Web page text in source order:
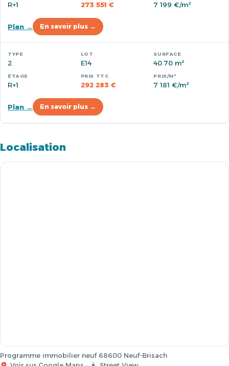
R+1 273 551 € 7 199 €/m²
Plan → En savoir plus →
2 E14 40.70 m²
R+1 292 283 € 7 181 €/m²
Plan → En savoir plus →
Localisation
Programme immobilier neuf 68600 Neuf-Brisach